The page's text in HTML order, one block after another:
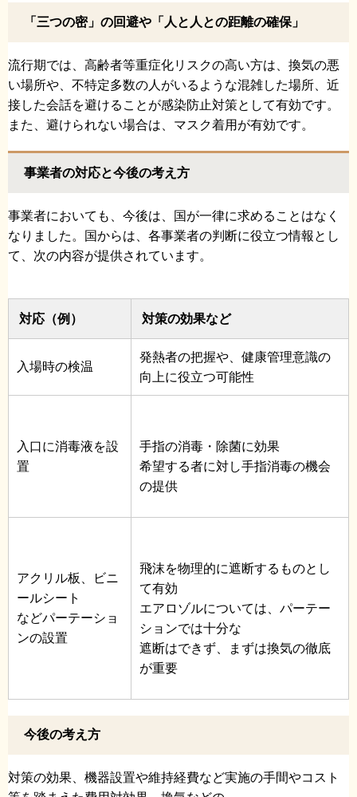
「三つの密」の回避や「人と人との距離の確保」
流行期では、高齢者等重症化リスクの高い方は、換気の悪
い場所や、不特定多数の人がいるような混雑した場所、近
接した会話を避けることが感染防止対策として有効です。
また、避けられない場合は、マスク着用が有効です。
事業者の対応と今後の考え方
事業者においても、今後は、国が一律に求めることはなく
なりました。国からは、各事業者の判断に役立つ情報とし
て、次の内容が提供されています。
対応（例） 対策の効果など
入場時の検温
発熱者の把握や、健康管理意識の
向上に役立つ可能性
入口に消毒液を設
置
手指の消毒・除菌に効果
希望する者に対し手指消毒の機会
の提供
アクリル板、ビニ
ールシート
などパーテーショ
ンの設置
飛沫を物理的に遮断するものとし
て有効
エアロゾルについては、パーテー
ションでは十分な
遮断はできず、まずは換気の徹底
が重要
今後の考え方
対策の効果、機器設置や維持経費など実施の手間やコスト